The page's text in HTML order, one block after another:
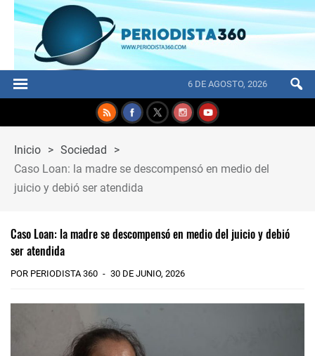
6 DE AGOSTO, 2026
Inicio > Sociedad
>
Caso Loan: la madre se descompensó en medio del
juicio y debió ser atendida
Caso Loan: la madre se descompensó en medio del juicio y debió
ser atendida
POR PERIODISTA 360 30 DE JUNIO, 2026